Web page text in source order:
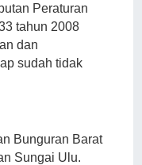
Peraturan
tahun 2008
dan
sudah tidak
Bunguran Barat
Sungai Ulu.